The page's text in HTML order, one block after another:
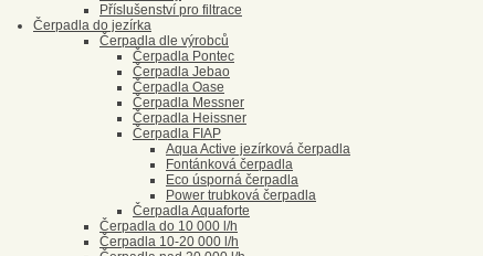
Příslušenství pro filtrace
Čerpadla do jezírka
Čerpadla dle výrobců
Čerpadla Pontec
Čerpadla Jebao
Čerpadla Oase
Čerpadla Messner
Čerpadla Heissner
Čerpadla FIAP
Aqua Active jezírková čerpadla
Fontánková čerpadla
Eco úsporná čerpadla
Power trubková čerpadla
Čerpadla Aquaforte
Čerpadla do 10 000 l/h
Čerpadla 10-20 000 l/h